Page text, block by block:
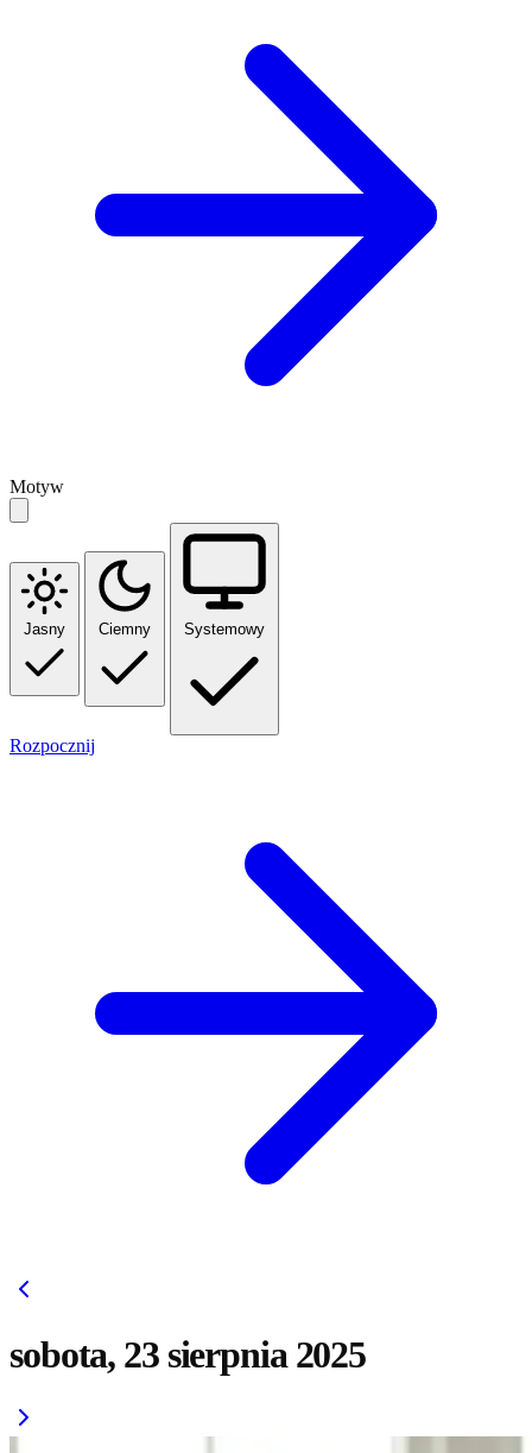
Motyw
Jasny Ciemny Systemowy
Rozpocznij
sobota, 23 sierpnia 2025